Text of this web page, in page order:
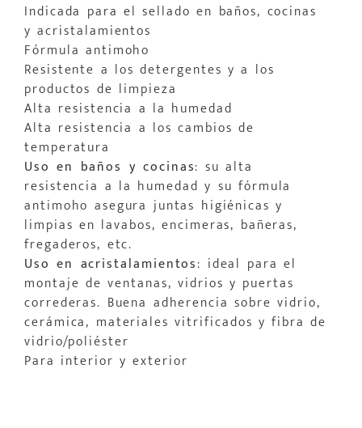
Indicada para el sellado en baños, cocinas
y acristalamientos
Fórmula antimoho
Resistente a los detergentes y a los
productos de limpieza
Alta resistencia a la humedad
Alta resistencia a los cambios de
temperatura
Uso en baños y cocinas: su alta
resistencia a la humedad y su fórmula
antimoho asegura juntas higiénicas y
limpias en lavabos, encimeras, bañeras,
fregaderos, etc.
Uso en acristalamientos: ideal para el
montaje de ventanas, vidrios y puertas
correderas. Buena adherencia sobre vidrio,
cerámica, materiales vitrificados y fibra de
vidrio/poliéster
Para interior y exterior